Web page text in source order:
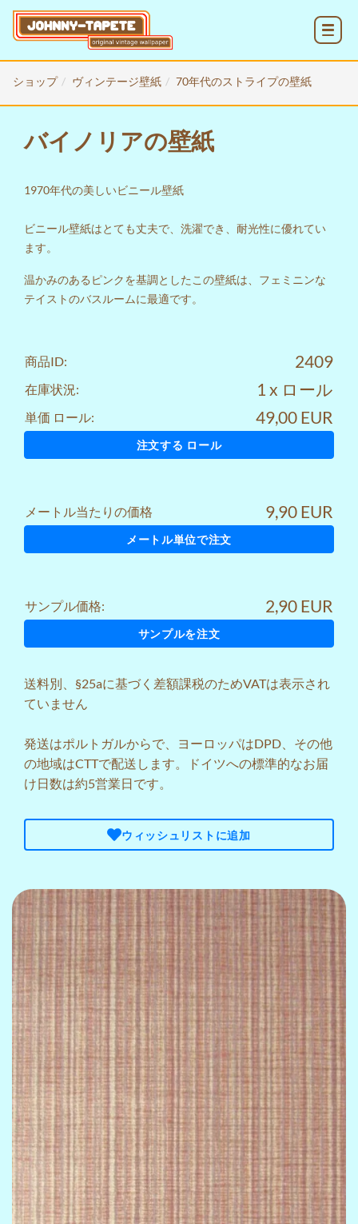
ショップ ヴィンテージ壁紙 70年代のストライプの壁紙
バイノリアの壁紙
1970年代の美しいビニール壁紙
ビニール壁紙はとても丈夫で、洗濯でき、耐光性に優れてい
ます。
温かみのあるピンクを基調としたこの壁紙は、フェミニンな
テイストのバスルームに最適です。
商品ID: 2409
在庫状況: 1 x ロール
単価 ロール: 49,00 EUR
注文する ロール
メートル当たりの価格 9,90 EUR
メートル単位で注文
サンプル価格: 2,90 EUR
サンプルを注文
送料別、§25aに基づく差額課税のためVATは表示され
ていません
発送はポルトガルからで、ヨーロッパはDPD、その他
の地域はCTTで配送します。ドイツへの標準的なお届
け日数は約5営業日です。
ウィッシュリストに追加